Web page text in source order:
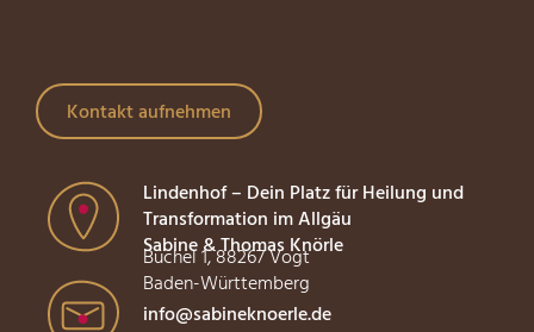
Lindenhof – Dein Platz für Heilung und
Transformation im Allgäu
Sabine & Thomas Knörle
Büchel 1, 88267 Vogt
Baden-Württemberg
info@sabineknoerle.de
Kontakt aufnehmen